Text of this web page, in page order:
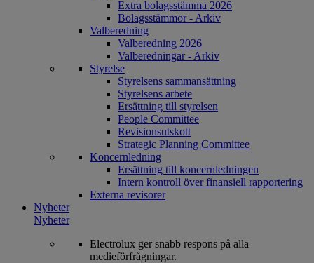
Extra bolagsstämma 2026
Bolagsstämmor - Arkiv
Valberedning
Valberedning 2026
Valberedningar - Arkiv
Styrelse
Styrelsens sammansättning
Styrelsens arbete
Ersättning till styrelsen
People Committee
Revisionsutskott
Strategic Planning Committee
Koncernledning
Ersättning till koncernledningen
Intern kontroll över finansiell rapportering
Externa revisorer
Nyheter
Nyheter
Electrolux ger snabb respons på alla
medieförfrågningar.